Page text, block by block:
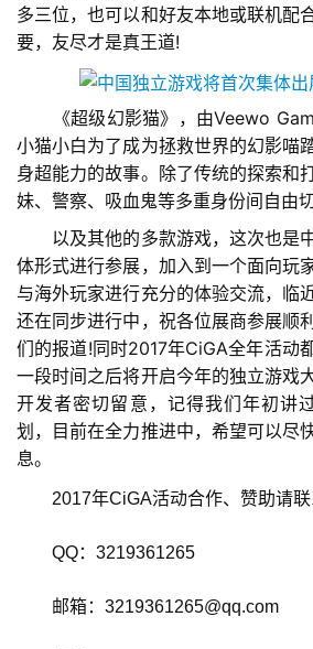
7
3
0
日
游
茶
对
接
会
海
多三位，也可以和好友本地或联机配
要，友尽才是真王道!
《超级幻影猫》，由Veewo
小猫小白为了成为拯救世界的幻影喵
身超能力的故事。除了传统的探索和
妹、警察、吸血鬼等多重身份间自由切
以及其他的多款游戏，这次也是
体形式进行参展，加入到一个面向玩
与海外玩家进行充分的体验交流，临
还在同步进行中，祝各位展商参展顺
们的报道!同时2017年CiGA全年活动
一段时间之后将开启今年的独立游戏
开发者密切留意，记得我们年初讲
划，目前在全力推进中，希望可以尽
息。
2017年CiGA活动合作、赞助请联
QQ：3219361265
邮箱：3219361265@qq.com